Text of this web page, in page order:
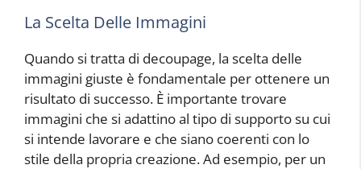
La Scelta Delle Immagini
Quando si tratta di decoupage, la scelta delle
immagini giuste è fondamentale per ottenere un
risultato di successo. È importante trovare
immagini che si adattino al tipo di supporto su cui
si intende lavorare e che siano coerenti con lo
stile della propria creazione. Ad esempio, per un